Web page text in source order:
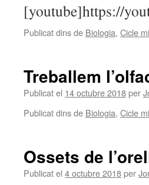
[youtube]https://
Publicat dins de Biologia, Cicle
Treballem
Publicat el 14 octubre 2018per
Publicat dins de Biologia, Cicle
Ossets de
Publicat el 4 octubre 2018per